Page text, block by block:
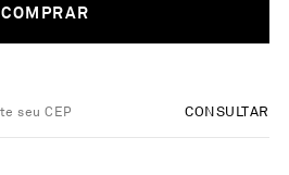
COMPRAR
CONSULTAR